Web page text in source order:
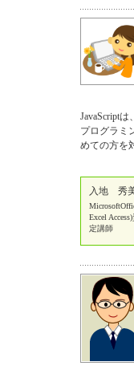
JavaScript
プログラミ
めての方を
入地 秀
Excel
定講師